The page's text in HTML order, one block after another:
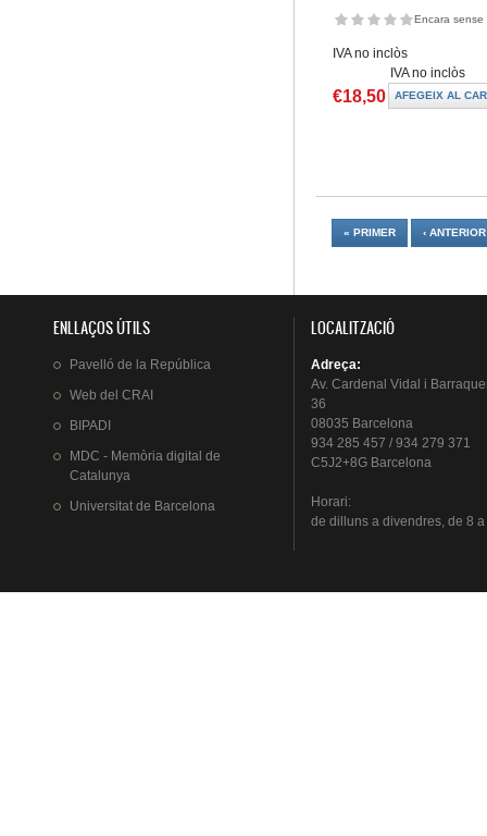
Encara sense
IVA no inclòs
IVA no inclòs
€18,50
« PRIMER ‹ ANTERIOR
ENLLAÇOS ÚTILS
Pavelló de la República
Web del CRAI
BIPADI
MDC - Memòria digital de
Catalunya
Universitat de Barcelona
LOCALITZACIÓ
Adreça:
Av. Cardenal Vidal i
36
08035 Barcelona
934 285 457 / 934 279 371
C5J2+8G Barcelona
Horari:
de dillunsa divendres, de 8